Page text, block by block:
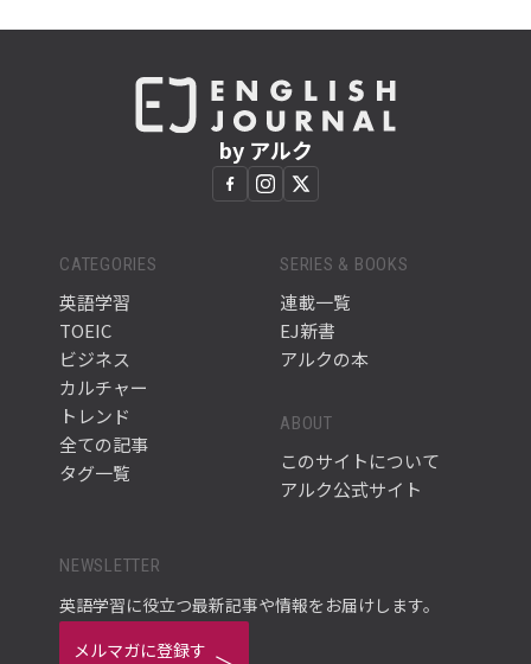
by アルク
CATEGORIES
英語学習
TOEIC
ビジネス
カルチャー
トレンド
全ての記事
タグ一覧
SERIES & BOOKS
連載一覧
EJ新書
アルクの本
ABOUT
このサイトについて
アルク公式サイト
NEWSLETTER
英語学習に役立つ最新記事や情報をお届けします。
メルマガに登録す